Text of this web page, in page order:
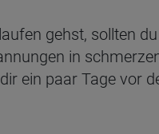
gehst, sollten
in
ein paar Tage vor